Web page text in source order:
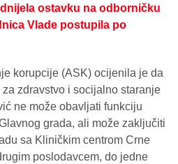
ostavku na odborničku
Vlade postupila po
korupcije (ASK) ocijenila je da
zdravstvo i socijalno staranje
ne može obavljati funkciju
grada, ali može zaključiti
sa Kliničkim centrom Crne
poslodavcem, do jedne